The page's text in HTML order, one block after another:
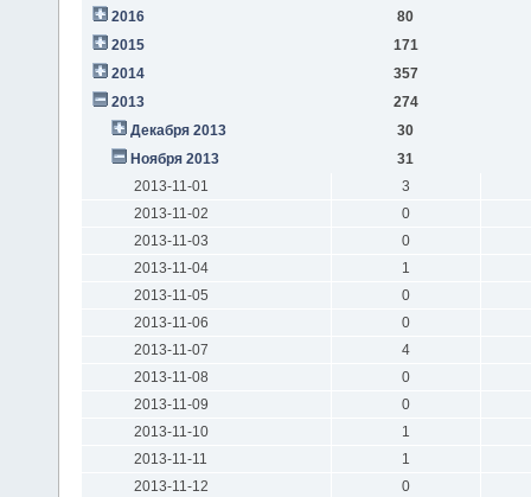
2016
80
2015
171
2014
357
2013
274
Декабря 2013
30
Ноября 2013
31
2013-11-01
3
2013-11-02
0
2013-11-03
0
2013-11-04
1
2013-11-05
0
2013-11-06
0
2013-11-07
4
2013-11-08
0
2013-11-09
0
2013-11-10
1
2013-11-11
1
2013-11-12
0